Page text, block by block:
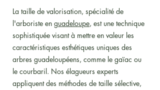
La taille de valorisation, spécialité de
l'arboriste en guadeloupe, est une technique
sophistiquée visant à mettre en valeur les
caractéristiques esthétiques uniques des
arbres guadeloupéens, comme le gaïac ou
le courbaril. Nos élagueurs experts
appliquent des méthodes de taille sélective,